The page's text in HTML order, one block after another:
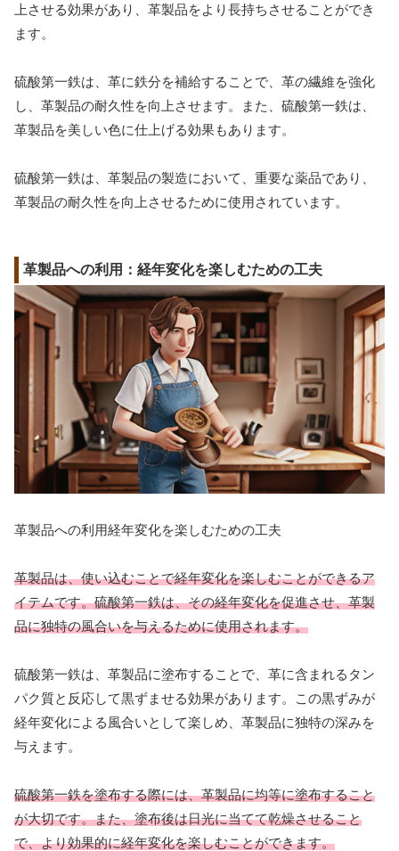
上させる効果があり、革製品をより長持ちさせることができ
ます。
硫酸第一鉄は、革に鉄分を補給することで、革の繊維を強化
し、革製品の耐久性を向上させます。また、硫酸第一鉄は、
革製品を美しい色に仕上げる効果もあります。
硫酸第一鉄は、革製品の製造において、重要な薬品であり、
革製品の耐久性を向上させるために使用されています。
革製品への利用：経年変化を楽しむための工夫
革製品への利用経年変化を楽しむための工夫
革製品は、使い込むことで経年変化を楽しむことができるア
イテムです。硫酸第一鉄は、その経年変化を促進させ、革製
品に独特の風合いを与えるために使用されます。
硫酸第一鉄は、革製品に塗布することで、革に含まれるタン
パク質と反応して黒ずませる効果があります。この黒ずみが
経年変化による風合いとして楽しめ、革製品に独特の深みを
与えます。
硫酸第一鉄を塗布する際には、革製品に均等に塗布すること
が大切です。また、塗布後は日光に当てて乾燥させること
で、より効果的に経年変化を楽しむことができます。